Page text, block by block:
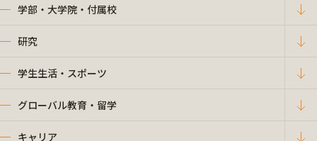
学部・大学院・付属校
研究
学生生活・スポーツ
グローバル教育・留学
キャリア